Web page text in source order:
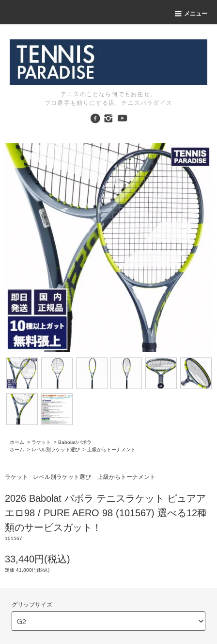
メニュー
テニスのことなら何でもお任せ。
プロ選手も頼りにする店、テニスパラダイス
ホーム > ラケット > Babolat/バボラ
ホーム
> レベル別ラケット選び > 上級からトーナメント
ラケット レベル別ラケット選び 上級からトーナメント
2026 Babolat バボラ テニスラケット ピュアア
エロ98 / PURE AERO 98 (101567) 選べる12種
類のサービスガット！
101567
33,440円(税込)
定価 41,800円(税込)
グリップサイズ